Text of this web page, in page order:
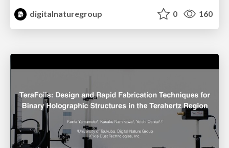
digitalnaturegroup
0 160